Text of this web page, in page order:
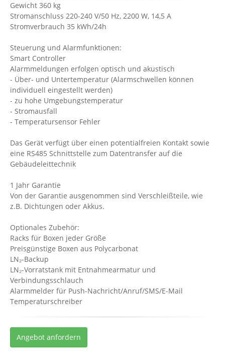
Gewicht 360 kg
Stromanschluss 220-240 V/50 Hz, 2200 W, 14,5 A
Stromverbrauch 35 kWh/24h
Steuerung und Alarmfunktionen:
Smart Controller
Alarmmeldungen erfolgen optisch und akustisch
- Über- und Untertemperatur (Alarmschwellen können
individuell eingestellt werden)
- zu hohe Umgebungstemperatur
- Stromausfall
- Temperatursensor Fehler
Das Gerät verfügt über einen potentialfreien Kontakt sowie
eine RS485 Schnittstelle zum Datentransfer auf die
Gebäudeleittechnik
1 Jahr Garantie
Von der Garantie ausgenommen sind Verschleißteile, wie
z.B. Dichtungen oder Akkus.
Optionales Zubehör:
Racks für Boxen jeder Größe
Preisgünstige Boxen aus Polycarbonat
LN₂-Backup
LN₂-Vorratstank mit Entnahmearmatur und
Verbindungsschlauch
Alarmmelder für Push-Nachricht/Anruf/SMS/E-Mail
Temperaturschreiber
Angebot anfordern